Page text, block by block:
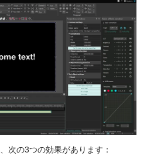
次の3つの効果があります：